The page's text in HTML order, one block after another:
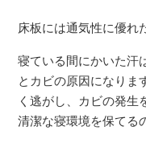
床板には通気性に優れ
寝ている間にかいた汗
とカビの原因になりま
く逃がし、カビの発生
清潔な寝環境を保てる